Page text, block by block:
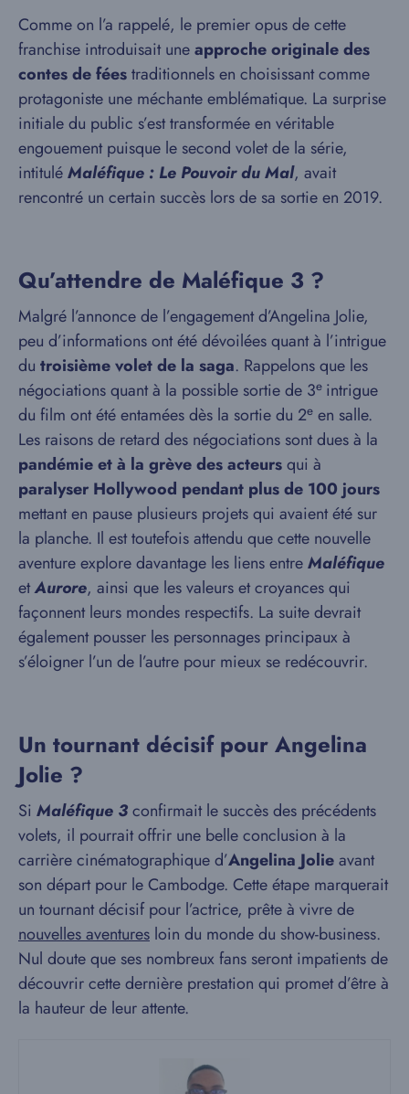
Comme on l’a rappelé, le premier opus de cette
franchise introduisait uneapproche originale des
contes de féestraditionnels en choisissant comme
protagoniste une méchante emblématique. La surprise
initiale du public s’est transformée en véritable
engouement puisque le second volet de la série,
intituléMaléfique : Le Pouvoir du Mal, avait
rencontré un certain succès lors de sa sortie en 2019.
Qu’attendre de Maléfique 3 ?
Malgré l’annonce de l’engagement d’Angelina Jolie,
peu d’informations ont été dévoilées quant à l’intrigue
du troisième volet de la saga. Rappelons que les
négociations quant à la possible sortie de 3e intrigue
du film ont été entamées dès la sortie du 2e en salle.
Les raisons de retard des négociations sont dues à la
pandémie et à la grève des acteursqui à
paralyser Hollywood pendant plus de 100 jours
mettant en pause plusieurs projets qui avaient été sur
la planche. Il est toutefois attendu que cette nouvelle
aventure explore davantage les liens entreMaléfique
etAurore, ainsi que les valeurs et croyances qui
façonnent leurs mondes respectifs. La suite devrait
également pousser les personnages principaux à
s’éloigner l’un de l’autre pour mieux se redécouvrir.
Un tournant décisif pour Angelina
Jolie ?
Si Maléfique 3confirmait le succès des précédents
volets, il pourrait offrir une belle conclusion à la
carrière cinématographique d’Angelina Jolieavant
son départ pour le Cambodge. Cette étape marquerait
un tournant décisif pour l’actrice, prête à vivre de
nouvelles aventures loin du monde du show-business.
Nul doute que ses nombreux fans seront impatients de
découvrir cette dernière prestation qui promet d’être à
la hauteur de leur attente.